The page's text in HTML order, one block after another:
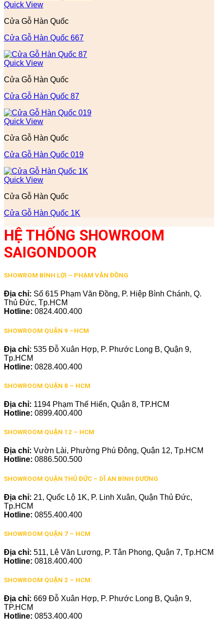
Quick View
Cửa Gỗ Hàn Quốc
Cửa Gỗ Hàn Quốc 667
Quick View
Cửa Gỗ Hàn Quốc
Cửa Gỗ Hàn Quốc 87
Quick View
Cửa Gỗ Hàn Quốc
Cửa Gỗ Hàn Quốc 019
Quick View
Cửa Gỗ Hàn Quốc
Cửa Gỗ Hàn Quốc 1K
HỆ THỐNG SHOWROOM
SAIGONDOOR
SHOWROM BÌNH LỢI – PHẠM VĂN ĐỒNG
Địa chỉ: Số 615 Phạm Văn Đồng, P. Hiệp Bình Chánh, Q.
Thủ Đức, Tp.HCM
Hotline: 0824.400.400
SHOWROOM QUẬN 9 –HCM
Địa chỉ: 535 Đỗ Xuân Hợp, P. Phước Long B, Quận 9,
Tp.HCM
Hotline: 0828.400.400
SHOWROOM QUẬN 8 – HCM
Địa chỉ: 1194 Phạm Thế Hiển, Quận 8, TP.HCM
Hotline: 0899.400.400
SHOWROOM QUẬN 12 – HCM
Địa chỉ: Vườn Lài, Phường Phú Đông, Quận 12, Tp.HCM
Hotline: 0886.500.500
SHOWROOM QUẬN THỦ ĐỨC – DĨ AN BÌNH DƯƠNG
Địa chỉ: 21, Quốc Lộ 1K, P. Linh Xuân, Quận Thủ Đức,
Tp.HCM
Hotline: 0855.400.400
SHOWROOM QUẬN 7 – HCM
Địa chỉ: 511, Lê Văn Lương, P. Tân Phong, Quận 7, Tp.HCM
Hotline: 0818.400.400
SHOWROOM QUẬN 2 – HCM:
Địa chỉ: 669 Đỗ Xuân Hợp, P. Phước Long B, Quận 9,
TP.HCM
Hotline: 0853.400.400